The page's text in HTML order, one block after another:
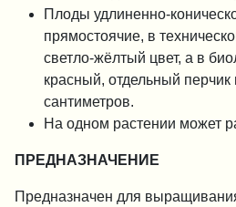
Плоды удлиненно-
прямостоячие, в
светло-жёлтый цвет, а в
красный, отдельный
сантиметров.
На одном растении может
ПРЕДНАЗНАЧЕНИЕ
Предназначен для